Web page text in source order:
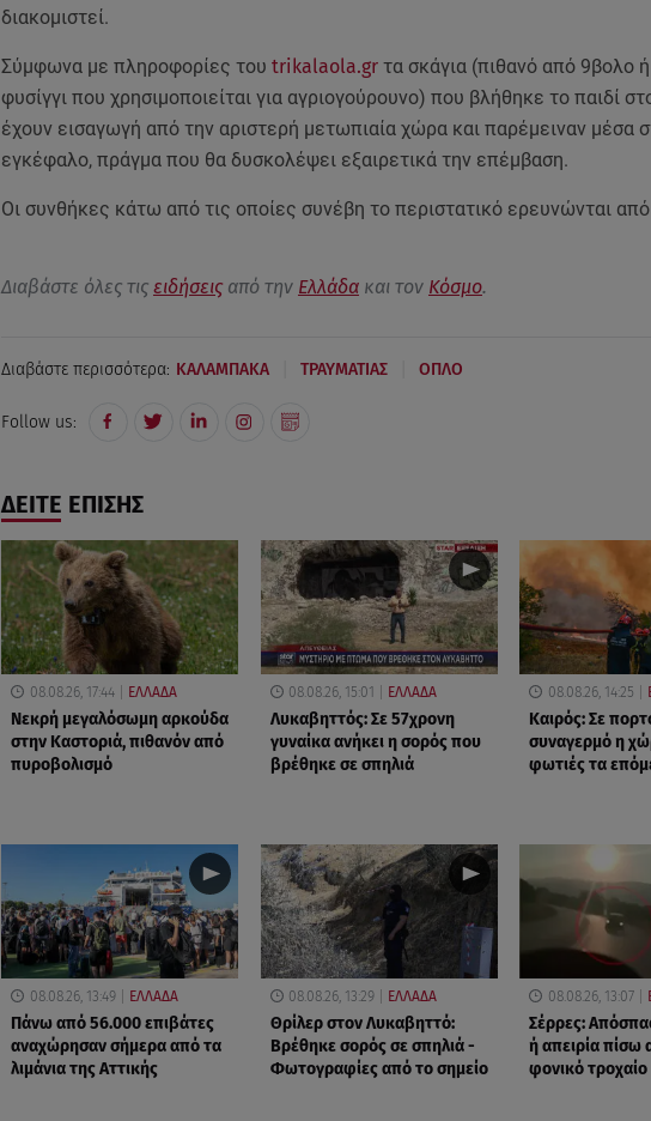
διακομιστεί.
Σύμφωνα με πληροφορίες του trikalaola.grτα σκάγια (πιθανό από 9βολο
φυσίγγι που χρησιμοποιείται για αγριογούρουνο) που βλήθηκε το παιδί
έχουν εισαγωγή από την αριστερή μετωπιαία χώρα και παρέμειναν μέσα
εγκέφαλο, πράγμα που θα δυσκολέψει εξαιρετικά την επέμβαση.
Οι συνθήκες κάτω από τις οποίες συνέβη το περιστατικό ερευνώνται από
Διαβάστε όλες τις ειδήσειςαπό την Ελλάδακαι τον Κόσμο.
Διαβάστε περισσότερα: ΚΑΛΑΜΠΑΚΑ ΤΡΑΥΜΑΤΙΑΣ ΟΠΛΟ
Follow us:
ΔΕΙΤΕ ΕΠΙΣΗΣ
08.08.26, 17:44 ΕΛΛΑΔΑ
Νεκρή μεγαλόσωμη αρκούδα
στην Καστοριά, πιθανόν από
πυροβολισμό
08.08.26, 15:01 ΕΛΛΑΔΑ
Λυκαβηττός: Σε 57χρονη
γυναίκα ανήκει η σορός που
βρέθηκε σε σπηλιά
08.08.26, 14:25
Καιρός: Σε
συναγερμό η
φωτιές τα
08.08.26, 13:49 ΕΛΛΑΔΑ
Πάνω από 56.000 επιβάτες
αναχώρησαν σήμερα από τα
λιμάνια της Αττικής
08.08.26, 13:29 ΕΛΛΑΔΑ
Θρίλερ στον Λυκαβηττό:
Βρέθηκε σορός σε σπηλιά -
Φωτογραφίες από το σημείο
08.08.26, 13:07
Σέρρες:
ή απειρία πίσω
φονικό τροχαίο